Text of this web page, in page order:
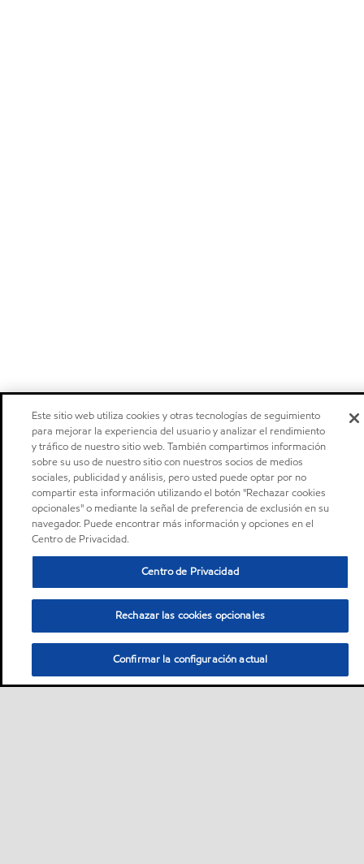
Este sitio web utiliza cookies y otras tecnologías de seguimiento
para mejorar la experiencia del usuario y analizar el rendimiento
y tráfico de nuestro sitio web. También compartimos información
sobre su uso de nuestro sitio con nuestros socios de medios
sociales, publicidad y análisis, pero usted puede optar por no
compartir esta información utilizando el botón "Rechazar cookies
opcionales" o mediante la señal de preferencia de exclusión en su
navegador. Puede encontrar más información y opciones en el
Centro de Privacidad.
Centro de Privacidad
Rechazar las cookies opcionales
Confirmar la configuración actual